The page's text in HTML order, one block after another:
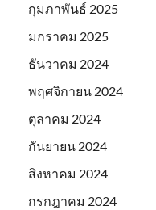
กุมภาพันธ์ 2025
มกราคม 2025
ธันวาคม 2024
พฤศจิกายน 2024
ตุลาคม 2024
กันยายน 2024
สิงหาคม 2024
กรกฎาคม 2024